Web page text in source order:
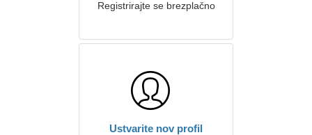
Registrirajte se brezplačno
Ustvarite nov profil